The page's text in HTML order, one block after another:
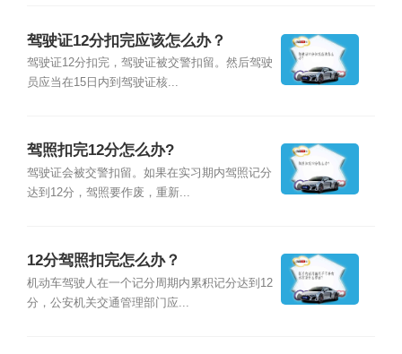
驾驶证12分扣完应该怎么办？
驾驶证12分扣完，驾驶证被交警扣留。然后驾驶
员应当在15日内到驾驶证核...
驾照扣完12分怎么办?
驾驶证会被交警扣留。如果在实习期内驾照记分
达到12分，驾照要作废，重新...
12分驾照扣完怎么办？
机动车驾驶人在一个记分周期内累积记分达到12
分，公安机关交通管理部门应...